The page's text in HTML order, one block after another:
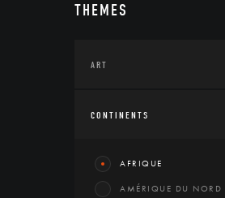
THEMES
ART
CONTINENTS
AFRIQUE
AMÉRIQUE DU NORD